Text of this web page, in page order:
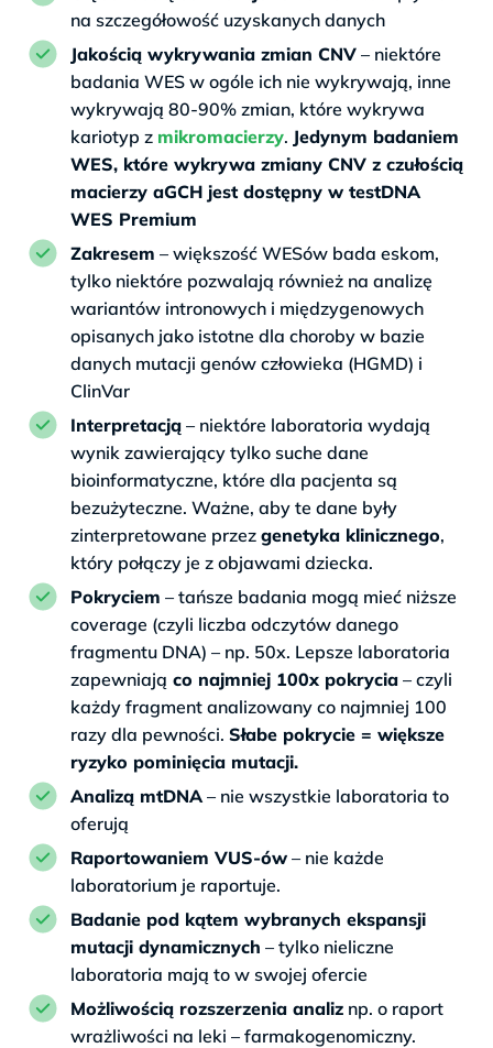
na szczegółowość uzyskanych danych
Jakością wykrywania zmian CNV – niektóre
badania WES w ogóle ich nie wykrywają, inne
wykrywają 80-90% zmian, które wykrywa
kariotyp z mikromacierzy. Jedynym badaniem
WES, które wykrywa zmiany CNV z czułością
macierzy aGCH jest dostępny w testDNA
WES Premium
Zakresem – większość WESów bada eskom,
tylko niektóre pozwalają również na analizę
wariantów intronowych i międzygenowych
opisanych jako istotne dla choroby w bazie
danych mutacji genów człowieka (HGMD) i
ClinVar
Interpretacją – niektóre laboratoria wydają
wynik zawierający tylko suche dane
bioinformatyczne, które dla pacjenta są
bezużyteczne. Ważne, aby te dane były
zinterpretowane przez genetyka klinicznego,
który połączy je z objawami dziecka.
Pokryciem – tańsze badania mogą mieć niższe
coverage (czyli liczba odczytów danego
fragmentu DNA) – np. 50x. Lepsze laboratoria
zapewniają co najmniej 100x pokrycia – czyli
każdy fragment analizowany co najmniej 100
razy dla pewności. Słabe pokrycie = większe
ryzyko pominięcia mutacji.
Analizą mtDNA – nie wszystkie laboratoria to
oferują
Raportowaniem VUS-ów – nie każde
laboratorium je raportuje.
Badanie pod kątem wybranych ekspansji
mutacji dynamicznych – tylko nieliczne
laboratoria mają to w swojej ofercie
Możliwością rozszerzenia analiz np. o raport
wrażliwości na leki – farmakogenomiczny.